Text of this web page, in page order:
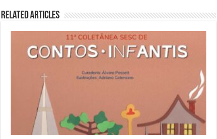
Related Articles